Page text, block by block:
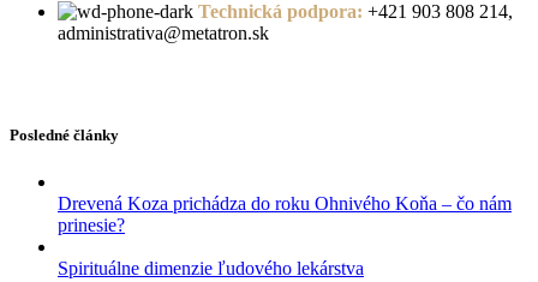
Technická podpora: +421 903 808 214,
administrativa@metatron.sk
Posledné články
Drevená Koza prichádza do roku Ohnivého Koňa – čo nám
prinesie?
Spirituálne dimenzie ľudového lekárstva